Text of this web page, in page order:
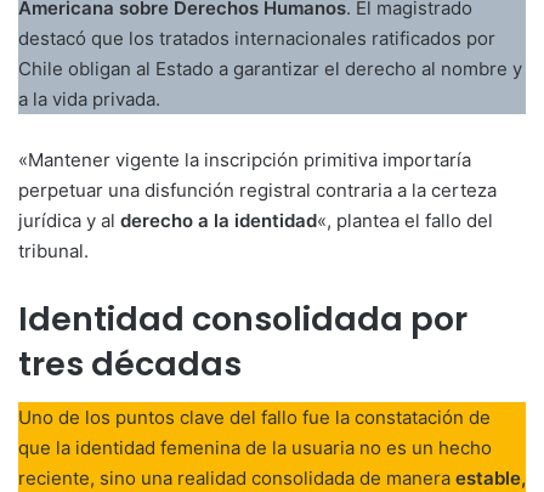
Americana sobre Derechos Humanos. El magistrado
destacó que los tratados internacionales ratificados por
Chile obligan al Estado a garantizar el derecho al nombre y
a la vida privada.
«Mantener vigente la inscripción primitiva importaría
perpetuar una disfunción registral contraria a la certeza
jurídica y al derecho a la identidad«, plantea el fallo del
tribunal.
Identidad consolidada por
tres décadas
Uno de los puntos clave del fallo fue la constatación de
que la identidad femenina de la usuaria no es un hecho
reciente, sino una realidad consolidada de manera estable,